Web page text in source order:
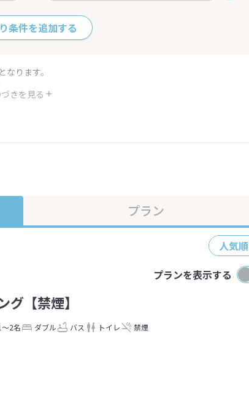
条件を追加する
きを見る
ります。
新されます。最終確認画面でご確認ください。
プラン
人気順
プランを表示する
グ【禁煙】
～2名 ダブル バス トイレ 禁煙